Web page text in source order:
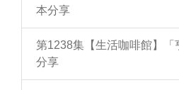
本分享
第1238集【生活咖啡館】
分享